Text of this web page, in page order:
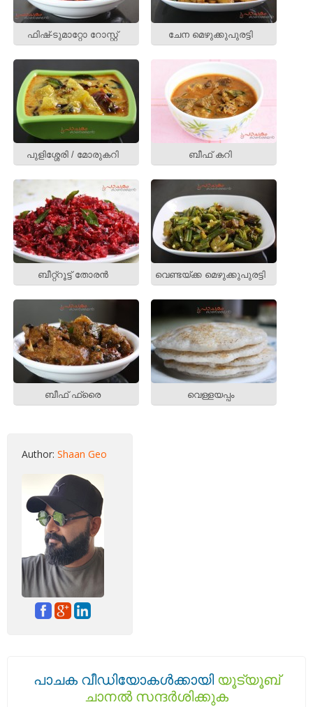
ഫിഷ്‌-ടുമാറ്റോ റോസ്റ്റ് ചേന മെഴുക്കുപുരട്ടി
പുളിശ്ശേരി / മോരുകറി ബീഫ് കറി
ബീറ്റ്റൂട്ട് തോരന്‍ വെണ്ടയ്ക്ക മെഴുക്കുപുരട്ടി
ബീഫ് ഫ്രൈ വെള്ളയപ്പം
Author: Shaan Geo
പാചക വീഡിയോകൾക്കായി യൂട്യൂബ്
ചാനൽ സന്ദർശിക്കുക